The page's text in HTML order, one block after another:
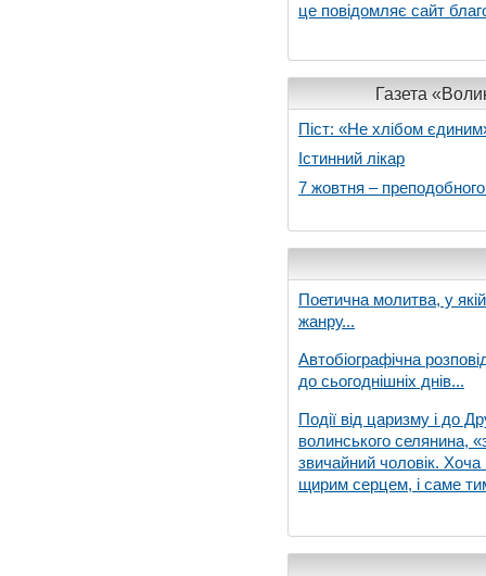
це повідомляє сайт
Газета
Піст: «Не хлібом
Істинний лікар
7 жовтня –
Поетична молитва, у
жанру...
Автобіографічна
до сьогоднішніх днів...
Події від царизму і до
волинського селянина,
звичайний чоловік. Хоча
щирим серцем, і саме